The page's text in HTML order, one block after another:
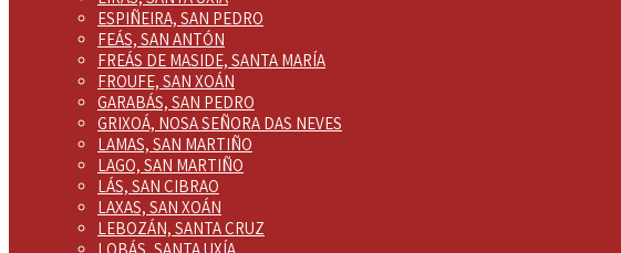
ESPIÑEIRA, SAN PEDRO
FEÁS, SAN ANTÓN
FREÁS DE MASIDE, SANTA MARÍA
FROUFE, SAN XOÁN
GARABÁS, SAN PEDRO
GRIXOÁ, NOSA SEÑORA DAS NEVES
LAMAS, SAN MARTIÑO
LAGO, SAN MARTIÑO
LÁS, SAN CIBRAO
LAXAS, SAN XOÁN
LEBOZÁN, SANTA CRUZ